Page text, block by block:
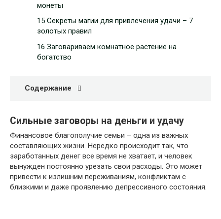
монеты
15 Секреты магии для привлечения удачи – 7
золотых правил
16 Заговариваем комнатное растение на
богатство
Содержание
Сильные заговоры на деньги и удачу
Финансовое благополучие семьи – одна из важных
составляющих жизни. Нередко происходит так, что
заработанных денег все время не хватает, и человек
вынужден постоянно урезать свои расходы. Это может
привести к излишним переживаниям, конфликтам с
близкими и даже проявлению депрессивного состояния.